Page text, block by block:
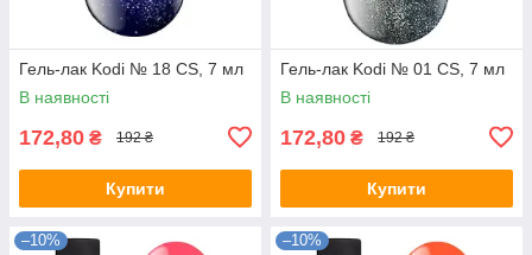
Гель-лак Kodi № 18 CS, 7 мл
В наявності
172,80 ₴ 192 ₴
Купити
Гель-лак Kodi № 01 СS, 7 мл
В наявності
172,80 ₴ 192 ₴
Купити
–10% –10%